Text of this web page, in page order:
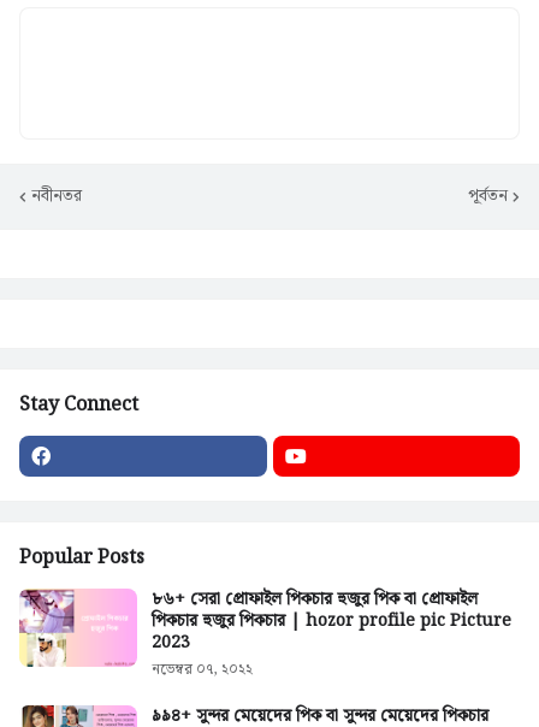
নবীনতর পূর্বতন
Stay Connect
Popular Posts
৮৬+ সেরা প্রোফাইল পিকচার হুজুর পিক বা প্রোফাইল
পিকচার হুজুর পিকচার | hozor profile pic Picture
2023
নভেম্বর ০৭, ২০২২
৯৯৪+ সুন্দর মেয়েদের পিক বা সুন্দর মেয়েদের পিকচার